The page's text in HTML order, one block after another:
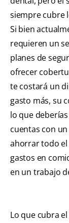
siempre cubre
Si bien
requieren un
planes de
ofrecer
te costará un
gasto más, su
lo que
cuentas con
ahorrar todo el
gastos en
en un trabajo
Lo que cubra